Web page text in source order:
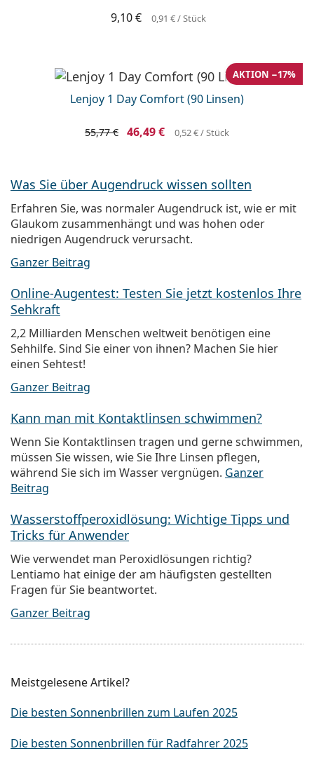
9,10 € 0,91 €/ Stück
Lenjoy 1 Day Comfort (90 Linsen)
AKTION −17%
55,77 € 46,49 € 0,52 €/ Stück
Was Sie über Augendruck wissen sollten
Erfahren Sie, was normaler Augendruck ist, wie er mit
Glaukom zusammenhängt und was hohen oder
niedrigen Augendruck verursacht.
Ganzer Beitrag
Online-Augentest: Testen Sie jetzt kostenlos Ihre
Sehkraft
2,2 Milliarden Menschen weltweit benötigen eine
Sehhilfe. Sind Sie einer von ihnen? Machen Sie hier
einen Sehtest!
Ganzer Beitrag
Kann man mit Kontaktlinsen schwimmen?
Wenn Sie Kontaktlinsen tragen und gerne schwimmen,
müssen Sie wissen, wie Sie Ihre Linsen pflegen,
während Sie sich im Wasser vergnügen. Ganzer
Beitrag
Wasserstoffperoxidlösung: Wichtige Tipps und
Tricks für Anwender
Wie verwendet man Peroxidlösungen richtig?
Lentiamo hat einige der am häufigsten gestellten
Fragen für Sie beantwortet.
Ganzer Beitrag
Meistgelesene Artikel?
Die besten Sonnenbrillen zum Laufen 2025
Die besten Sonnenbrillen für Radfahrer 2025